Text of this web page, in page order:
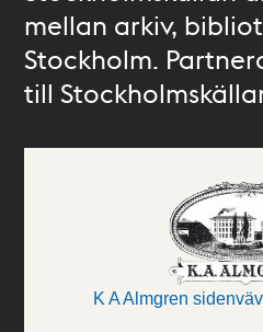
mellan arkiv,
Stockholm.
till
K A Almgren